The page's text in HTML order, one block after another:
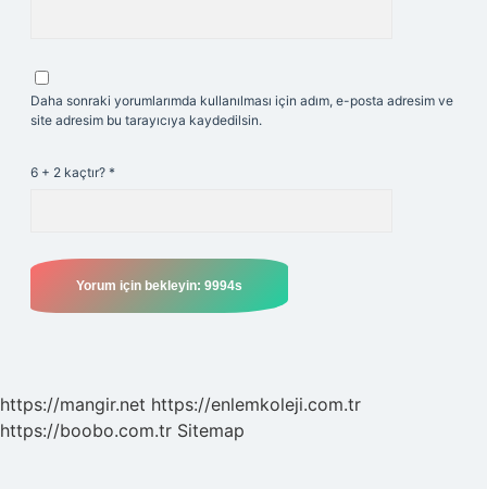
Daha sonraki yorumlarımda kullanılması için adım, e-posta adresim ve
site adresim bu tarayıcıya kaydedilsin.
6 + 2 kaçtır? *
https://mangir.net https://enlemkoleji.com.tr
https://boobo.com.tr Sitemap